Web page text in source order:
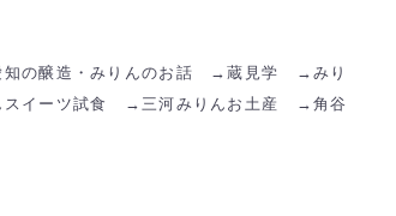
の醸造・みりんのお話 →蔵見学 →みり
スイーツ試食 →三河みりんお土産 →角谷